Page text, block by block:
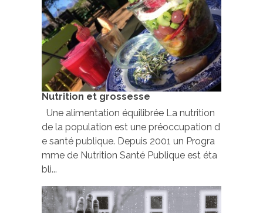
Nutrition et grossesse
Une alimentation équilibrée La nutrition
de la population est une préoccupation d
e santé publique. Depuis 2001 un Progra
mme de Nutrition Santé Publique est éta
bli...